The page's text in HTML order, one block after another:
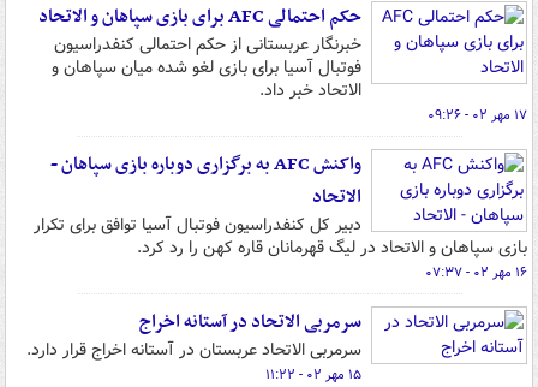
حکم احتمالی AFC برای بازی سپاهان و الاتحاد
خبرنگار عربستانی از حکم احتمالی کنفدراسیون
فوتبال آسیا برای بازی لغو شده میان سپاهان و
الاتحاد خبر داد.
۱۷ مهر ۰۲ - ۰۹:۲۶
واکنش AFC به برگزاری دوباره بازی سپاهان -
الاتحاد
دبیر کل کنفدراسیون فوتبال آسیا توافق برای تکرار
بازی سپاهان و الاتحاد در لیگ قهرمانان قاره کهن را رد کرد.
۱۶ مهر ۰۲ - ۰۷:۳۷
سرمربی الاتحاد در آستانه اخراج
سرمربی الاتحاد عربستان در آستانه اخراج قرار دارد.
۱۵ مهر ۰۲ - ۱۱:۲۲